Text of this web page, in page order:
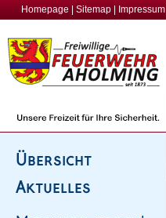
Homepage Sitemap Impressum